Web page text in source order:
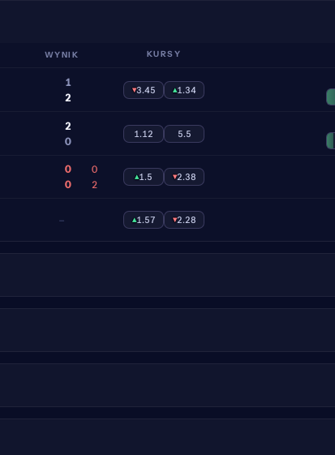
WYNIK KURSY
1
2
▾3.45 ▴1.34
2
0
1.12 5.5
0 0
0 2
▴1.5 ▾2.38
– ▴1.57 ▾2.28